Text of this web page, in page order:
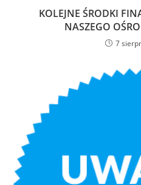
KOLEJNE ŚRODKI
NASZEGO
7